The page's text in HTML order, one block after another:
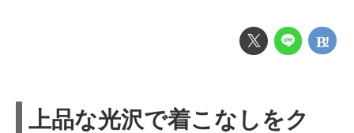
上品な光沢で着こなしをク